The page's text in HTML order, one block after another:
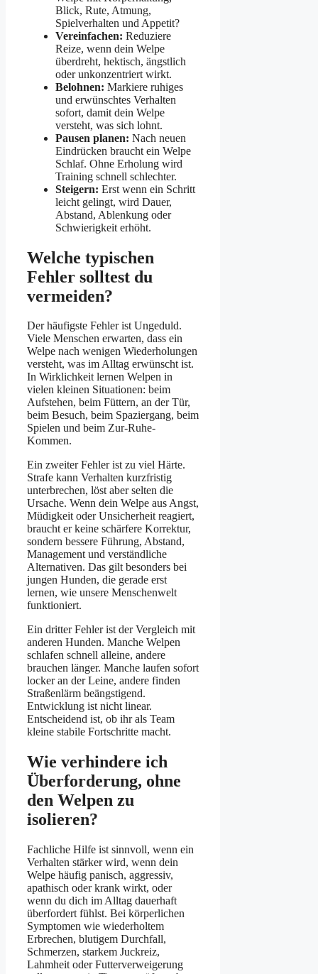
Blick, Rute, Atmung,
Spielverhalten und Appetit?
Vereinfachen: Reduziere
Reize, wenn dein Welpe
überdreht, hektisch, ängstlich
oder unkonzentriert wirkt.
Belohnen: Markiere ruhiges
und erwünschtes Verhalten
sofort, damit dein Welpe
versteht, was sich lohnt.
Pausen planen: Nach neuen
Eindrücken braucht ein Welpe
Schlaf. Ohne Erholung wird
Training schnell schlechter.
Steigern: Erst wenn ein Schritt
leicht gelingt, wird Dauer,
Abstand, Ablenkung oder
Schwierigkeit erhöht.
Welche typischen
Fehler solltest du
vermeiden?
Der häufigste Fehler ist Ungeduld.
Viele Menschen erwarten, dass ein
Welpe nach wenigen Wiederholungen
versteht, was im Alltag erwünscht ist.
In Wirklichkeit lernen Welpen in
vielen kleinen Situationen: beim
Aufstehen, beim Füttern, an der Tür,
beim Besuch, beim Spaziergang, beim
Spielen und beim Zur-Ruhe-
Kommen.
Ein zweiter Fehler ist zu viel Härte.
Strafe kann Verhalten kurzfristig
unterbrechen, löst aber selten die
Ursache. Wenn dein Welpe aus Angst,
Müdigkeit oder Unsicherheit reagiert,
braucht er keine schärfere Korrektur,
sondern bessere Führung, Abstand,
Management und verständliche
Alternativen. Das gilt besonders bei
jungen Hunden, die gerade erst
lernen, wie unsere Menschenwelt
funktioniert.
Ein dritter Fehler ist der Vergleich mit
anderen Hunden. Manche Welpen
schlafen schnell alleine, andere
brauchen länger. Manche laufen sofort
locker an der Leine, andere finden
Straßenlärm beängstigend.
Entwicklung ist nicht linear.
Entscheidend ist, ob ihr als Team
kleine stabile Fortschritte macht.
Wie verhindere ich
Überforderung, ohne
den Welpen zu
isolieren?
Fachliche Hilfe ist sinnvoll, wenn ein
Verhalten stärker wird, wenn dein
Welpe häufig panisch, aggressiv,
apathisch oder krank wirkt, oder
wenn du dich im Alltag dauerhaft
überfordert fühlst. Bei körperlichen
Symptomen wie wiederholtem
Erbrechen, blutigem Durchfall,
Schmerzen, starkem Juckreiz,
Lahmheit oder Futterverweigerung